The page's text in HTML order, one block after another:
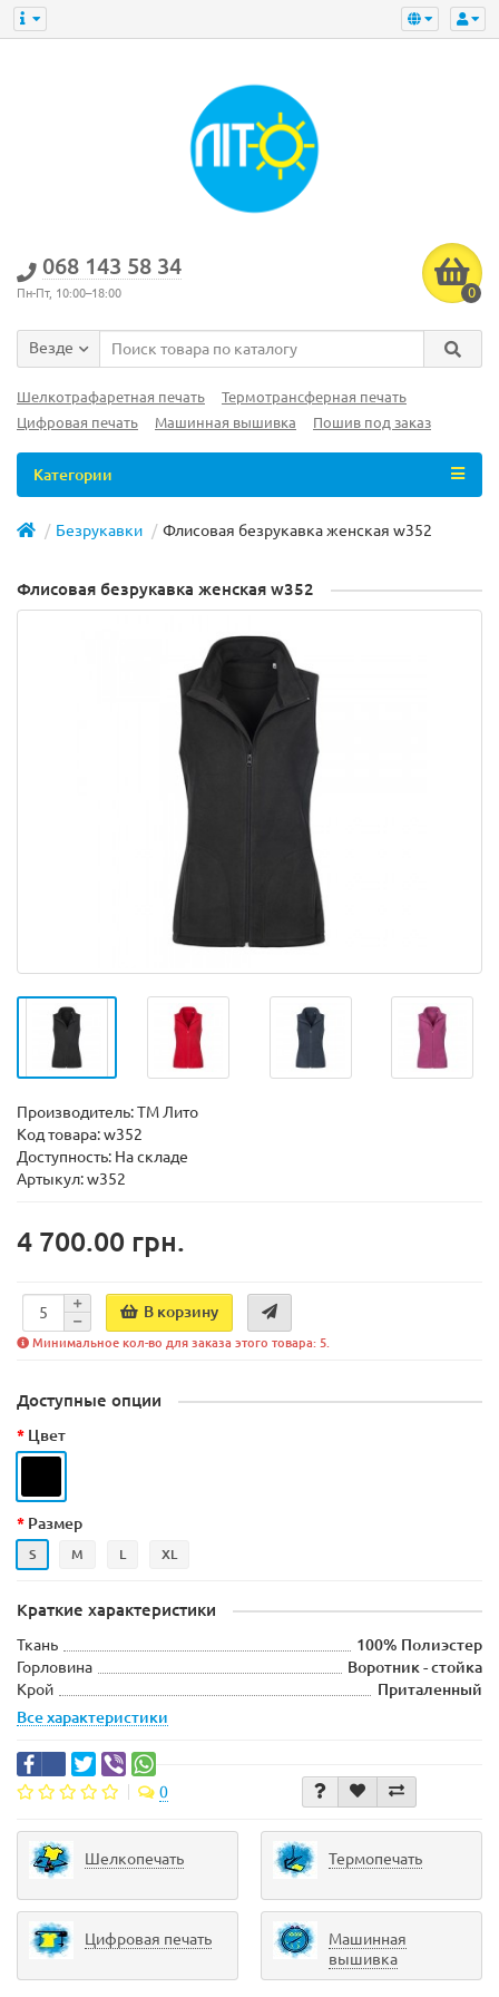
‎068 143 58 34
Пн-Пт, 10:00–18:00 0
Везде
Шелкотрафаретная печать
Термотрансферная печать
Цифровая печать
Машинная вышивка Пошив под заказ
Категории
Безрукавки Флисовая безрукавка женская w352
Флисовая безрукавка женская w352
Производитель:ТМ Лито
Код товара:w352
Доступность: На складе
Артыкул: w352
4 700.00 грн.
В корзину
Минимальное кол-во для заказа этого товара: 5.
Доступные опции
Цвет
Размер
S M L XL
Краткие характеристики
Ткань
100% Полиэстер
Горловина
Воротник - стойка
Крой
Приталенный
Все характеристики
0
Шелкопечать Термопечать
Цифровая печать
Машинная
вышивка